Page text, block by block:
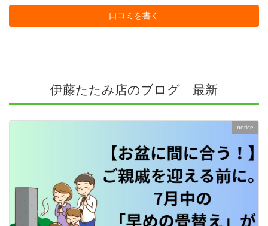
口コミを書く
伊藤たたみ店のブログ 最新
notice